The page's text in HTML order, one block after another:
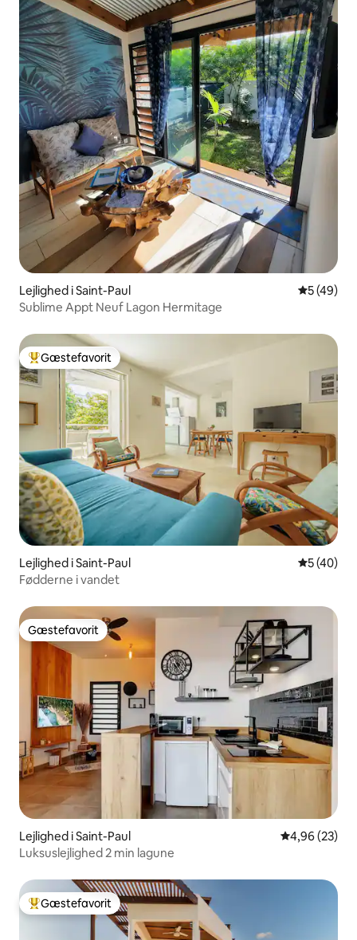
Lejlighed i Saint-Paul 5 ud af 5 i
5 (49)
Sublime Appt Neuf Lagon Hermitage
Bedste gæstefavorit
Gæstefavorit
Lejlighed i Saint-Paul 5 ud af 5 i
5 (40)
Fødderne i vandet
Gæstefavorit
Gæstefavorit
Lejlighed i Saint-Paul 4,96 ud af 5 i
4,96 (23)
Luksuslejlighed 2 min lagune
Bedste gæstefavorit
Gæstefavorit